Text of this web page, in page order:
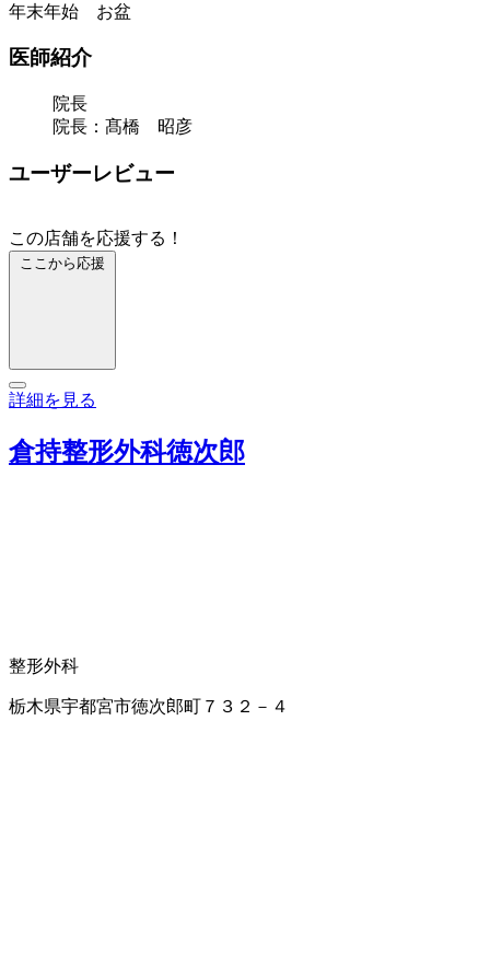
年末年始 お盆
医師紹介
院長
院長：髙橋 昭彦
ユーザーレビュー
この店舗を応援する！
ここから応援
詳細を見る
倉持整形外科徳次郎
整形外科
栃木県宇都宮市徳次郎町７３２－４